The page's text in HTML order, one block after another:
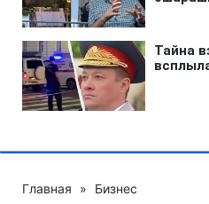
Главная » Бизнес